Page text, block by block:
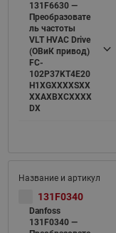
131F6630 —
Преобразовате
ль частоты
VLT HVAC Drive
(ОВиК привод)
FC-
102P37KT4E20
H1XGXXXXSXX
XXAXBXCXXXX
DX
131F0340
Danfoss
131F0340 —